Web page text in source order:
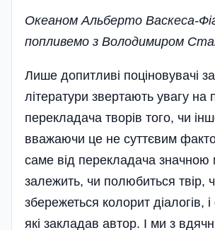
Океаном Альберто Васкеса-
попливемо з Володимиром
Лише допитливі поціновувачі
літератури звертають увагу на
перекладача творів того, чи
вважаючи це не суттєвим
саме від перекладача значною
залежить, чи полюбиться твір,
збережеться колорит діалогів, і
які закладав автор. І ми з